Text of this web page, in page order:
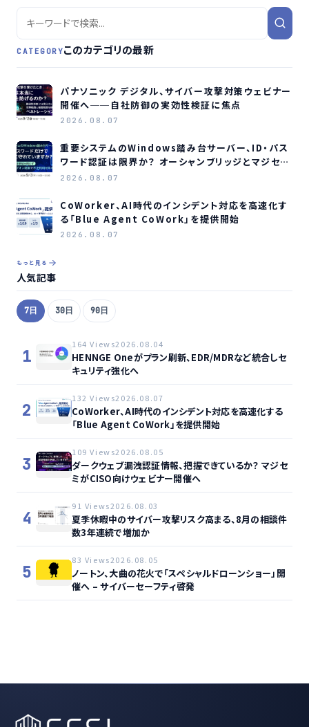
CATEGORYこのカテゴリの最新
パナソニック デジタル、サイバー攻撃対策ウェビナー
開催へ──自社防御の実効性検証に焦点
2026.08.07
重要システムのWindows踏み台サーバー、ID・パス
ワード認証は限界か？ オーシャンブリッジとマジセミ
がウェビナー開催へ
2026.08.07
CoWorker、AI時代のインシデント対応を高速化す
る「Blue Agent CoWork」を提供開始
2026.08.07
もっと見る
人気記事
7日 30日 90日
1
164 Views2026.08.04
HENNGE Oneがプラン刷新、EDR/MDRなど統合しセ
キュリティ強化へ
2
132 Views2026.08.07
CoWorker、AI時代のインシデント対応を高速化する
「Blue Agent CoWork」を提供開始
3
109 Views2026.08.05
ダークウェブ漏洩認証情報、把握できているか？ マジセ
ミがCISO向けウェビナー開催へ
4
91 Views2026.08.03
夏季休暇中のサイバー攻撃リスク高まる、8月の相談件
数3年連続で増加か
5
83 Views2026.08.05
ノートン、大曲の花火で「スペシャルドローンショー」開
催へ – サイバーセーフティ啓発